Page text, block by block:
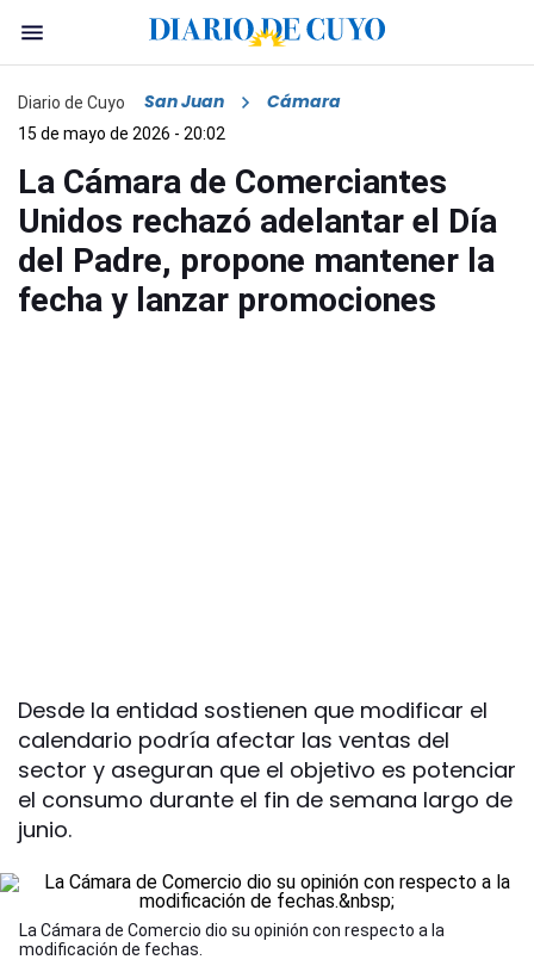
Diario de Cuyo San Juan Cámara
15 de mayo de 2026 - 20:02
La Cámara de Comerciantes
Unidos rechazó adelantar el Día
del Padre, propone mantener la
fecha y lanzar promociones
Desde la entidad sostienen que modificar el
calendario podría afectar las ventas del
sector y aseguran que el objetivo es potenciar
el consumo durante el fin de semana largo de
junio.
La Cámara de Comercio dio su opinión con respecto a la
modificación de fechas.